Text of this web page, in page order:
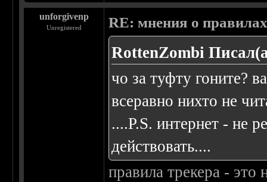
unforgivenp
Unregistered RE: мнения о
RottenZombi
чо за туфту гоните?
всеравно нихто не
....P.S. интернет - не
действовать....
правила трекера - это